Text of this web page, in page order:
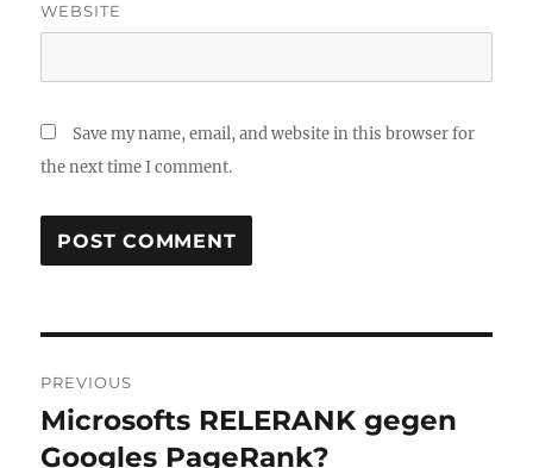
WEBSITE
Save my name, email, and website in this browser for
the next time I comment.
navigation
PREVIOUS
Previous
post:
Microsofts RELERANK gegen
Googles PageRank?